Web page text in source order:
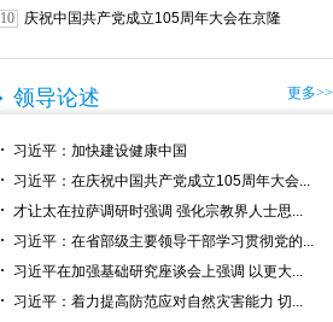
10
庆祝中国共产党成立105周年大会在京隆
领导论述 更多>>
习近平：加快建设健康中国
习近平：在庆祝中国共产党成立105周年大会...
才让太在拉萨调研时强调 强化宗教界人士思...
习近平：在省部级主要领导干部学习贯彻党的...
习近平在加强基础研究座谈会上强调 以更大...
习近平：着力提高防范应对自然灾害能力 切...